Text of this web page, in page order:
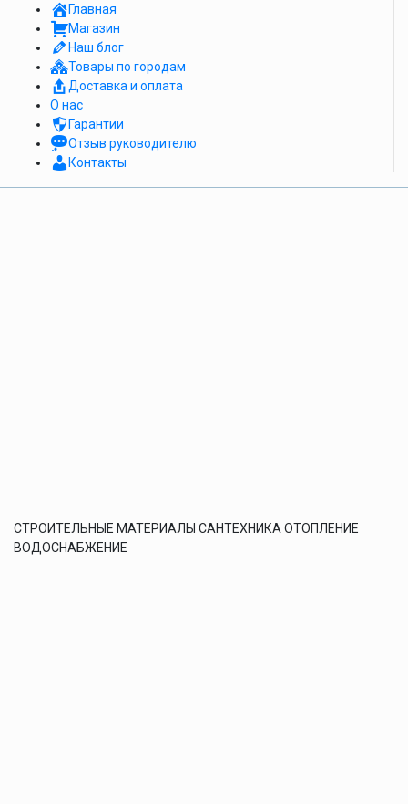
Главная
Магазин
Наш блог
Товары по городам
Доставка и оплата
О нас
Гарантии
Отзыв руководителю
Контакты
СТРОИТЕЛЬНЫЕ МАТЕРИАЛЫ САНТЕХНИКА ОТОПЛЕНИЕ
ВОДОСНАБЖЕНИЕ